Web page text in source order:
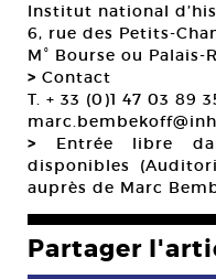
Institut national
6, rue des Petits-
M° Bourse ou Palais-
> Contact
T. + 33 (0)1 47 03 89
> Entrée libre
disponibles
auprès de Marc
Partager